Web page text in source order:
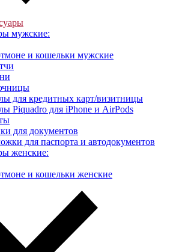
мужские:
и кошельки мужские
для кредитных карт/визитницы
Piquadro для iPhone и AirPods
для документов
для паспорта и автодокументов
женские:
и кошельки женские